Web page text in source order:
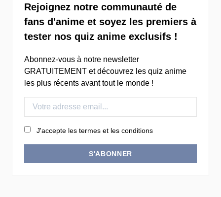
Rejoignez notre communauté de
fans d'anime et soyez les premiers à
tester nos quiz anime exclusifs !
Abonnez-vous à notre newsletter
GRATUITEMENT et découvrez les quiz anime
les plus récents avant tout le monde !
J'accepte les termes et les conditions
S'ABONNER